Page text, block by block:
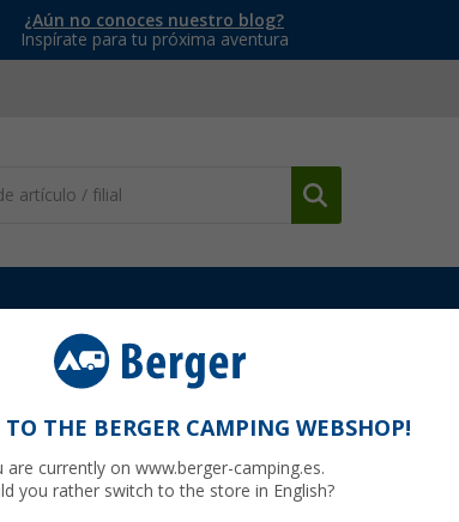
¿Aún no conoces nuestro blog?
Inspírate para tu próxima aventura
e interior
Aislantes térmicos exteriores zona
III a partir de 2019 LUX
THE BERGER CAMPING WEBSHOP!
are currently on www.berger-camping.es.
you rather switch to the store in English?